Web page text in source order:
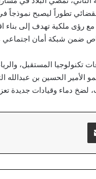
تطوراً ليصبح نموذجاً
مع رؤى ملكية تهدف إلى بناء
ضمن شبكة أمان اجتماعي
المستقبل،
الحسين بن عبدالله
لضخ دماء وقيادات جديدة
مشاركة عبر البريد